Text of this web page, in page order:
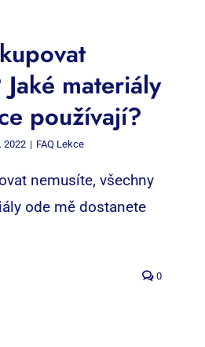
materiály
používají?
2022 | FAQ Lekce
nemusíte, všechny
ode mě dostanete
0